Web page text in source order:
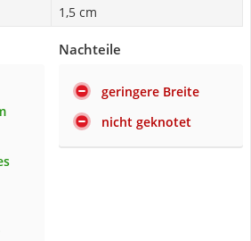
1,5 cm
Nachteile
geringere Breite
nicht geknotet